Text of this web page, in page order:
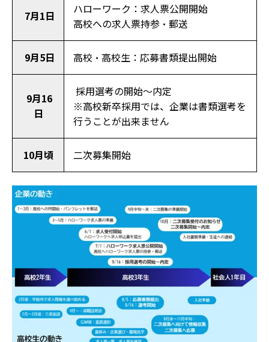
7月1日
ハローワーク：求人票公開開始
高校への求人票持参・郵送
9月5日 高校・高校生：応募書類提出開始
9月16
日
採用選考の開始～内定
※高校新卒採用では、企業は書類選考を
行うことが出来ません
10月頃 二次募集開始